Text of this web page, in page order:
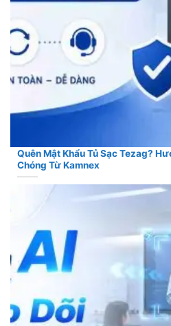
Quên Mật Khẩu Tủ Sạc Tezag?
Chóng Từ Kamnex